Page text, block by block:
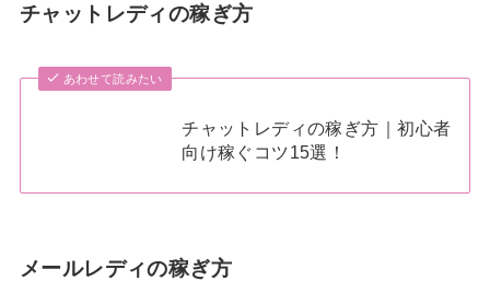
チャットレディの稼ぎ方
あわせて読みたい
チャットレディの稼ぎ方｜初心者
向け稼ぐコツ15選！
メールレディの稼ぎ方